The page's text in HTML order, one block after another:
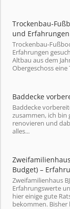
Trockenbau-
und
Trockenbau-
Erfahrungen
Altbau aus dem
Obergeschoss
Baddecke
Baddecke
zusammen, ich bin
renovieren und
alles...
Budget) –
Zweifamilienhaus
Erfahrungswerte
hier einige gute
bekommen. Bisher